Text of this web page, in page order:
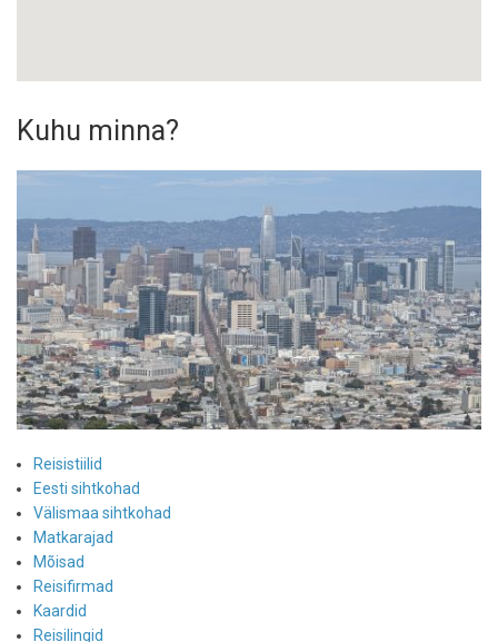
Kuhu minna?
Reisistiilid
Eesti sihtkohad
Välismaa sihtkohad
Matkarajad
Mõisad
Reisifirmad
Kaardid
Reisilingid